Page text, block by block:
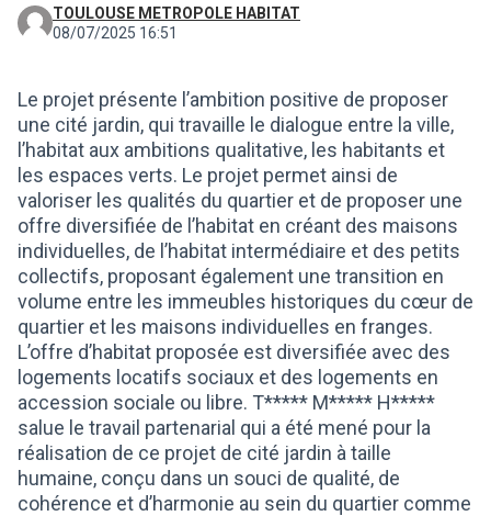
TOULOUSE METROPOLE HABITAT
08/07/2025 16:51
Le projet présente l’ambition positive de proposer
une cité jardin, qui travaille le dialogue entre la ville,
l’habitat aux ambitions qualitative, les habitants et
les espaces verts. Le projet permet ainsi de
valoriser les qualités du quartier et de proposer une
offre diversifiée de l’habitat en créant des maisons
individuelles, de l’habitat intermédiaire et des petits
collectifs, proposant également une transition en
volume entre les immeubles historiques du cœur de
quartier et les maisons individuelles en franges.
L’offre d’habitat proposée est diversifiée avec des
logements locatifs sociaux et des logements en
accession sociale ou libre. T***** M***** H*****
salue le travail partenarial qui a été mené pour la
réalisation de ce projet de cité jardin à taille
humaine, conçu dans un souci de qualité, de
cohérence et d’harmonie au sein du quartier comme